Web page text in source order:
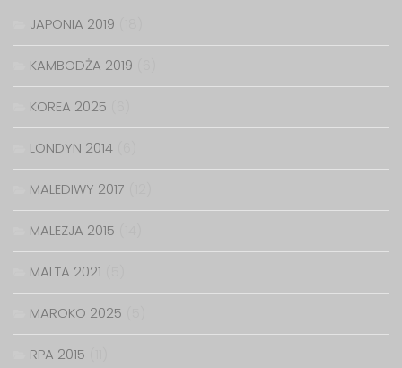
JAPONIA 2019
KAMBODŻA 2019
KOREA 2025
LONDYN 2014
MALEDIWY 2017
MALEZJA 2015
MALTA 2021
MAROKO 2025
RPA 2015